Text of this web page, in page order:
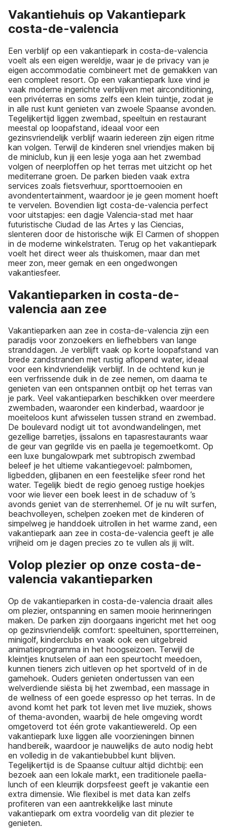
Vakantiehuis op Vakantiepark
costa-de-valencia
Een verblijf op een vakantiepark in costa-de-valencia
voelt als een eigen wereldje, waar je de privacy van je
eigen accommodatie combineert met de gemakken van
een compleet resort. Op een vakantiepark luxe vind je
vaak moderne ingerichte verblijven met airconditioning,
een privéterras en soms zelfs een klein tuintje, zodat je
in alle rust kunt genieten van zwoele Spaanse avonden.
Tegelijkertijd liggen zwembad, speeltuin en restaurant
meestal op loopafstand, ideaal voor een
gezinsvriendelijk verblijf waarin iedereen zijn eigen ritme
kan volgen. Terwijl de kinderen snel vriendjes maken bij
de miniclub, kun jij een lesje yoga aan het zwembad
volgen of neerploffen op het terras met uitzicht op het
mediterrane groen. De parken bieden vaak extra
services zoals fietsverhuur, sporttoernooien en
avondentertainment, waardoor je je geen moment hoeft
te vervelen. Bovendien ligt costa-de-valencia perfect
voor uitstapjes: een dagje Valencia-stad met haar
futuristische Ciudad de las Artes y las Ciencias,
slenteren door de historische wijk El Carmen of shoppen
in de moderne winkelstraten. Terug op het vakantiepark
voelt het direct weer als thuiskomen, maar dan met
meer zon, meer gemak en een ongedwongen
vakantiesfeer.
Vakantieparken in costa-de-
valencia aan zee
Vakantieparken aan zee in costa-de-valencia zijn een
paradijs voor zonzoekers en liefhebbers van lange
stranddagen. Je verblijft vaak op korte loopafstand van
brede zandstranden met rustig aflopend water, ideaal
voor een kindvriendelijk verblijf. In de ochtend kun je
een verfrissende duik in de zee nemen, om daarna te
genieten van een ontspannen ontbijt op het terras van
je park. Veel vakantieparken beschikken over meerdere
zwembaden, waaronder een kinderbad, waardoor je
moeiteloos kunt afwisselen tussen strand en zwembad.
De boulevard nodigt uit tot avondwandelingen, met
gezellige barretjes, ijssalons en tapasrestaurants waar
de geur van gegrilde vis en paella je tegemoetkomt. Op
een luxe bungalowpark met subtropisch zwembad
beleef je het ultieme vakantiegevoel: palmbomen,
ligbedden, glijbanen en een feestelijke sfeer rond het
water. Tegelijk biedt de regio genoeg rustige hoekjes
voor wie liever een boek leest in de schaduw of ’s
avonds geniet van de sterrenhemel. Of je nu wilt surfen,
beachvolleyen, schelpen zoeken met de kinderen of
simpelweg je handdoek uitrollen in het warme zand, een
vakantiepark aan zee in costa-de-valencia geeft je alle
vrijheid om je dagen precies zo te vullen als jij wilt.
Volop plezier op onze costa-de-
valencia vakantieparken
Op de vakantieparken in costa-de-valencia draait alles
om plezier, ontspanning en samen mooie herinneringen
maken. De parken zijn doorgaans ingericht met het oog
op gezinsvriendelijk comfort: speeltuinen, sportterreinen,
minigolf, kinderclubs en vaak ook een uitgebreid
animatieprogramma in het hoogseizoen. Terwijl de
kleintjes knutselen of aan een speurtocht meedoen,
kunnen tieners zich uitleven op het sportveld of in de
gamehoek. Ouders genieten ondertussen van een
welverdiende siësta bij het zwembad, een massage in
de wellness of een goede espresso op het terras. In de
avond komt het park tot leven met live muziek, shows
of thema-avonden, waarbij de hele omgeving wordt
omgetoverd tot één grote vakantiewereld. Op een
vakantiepark luxe liggen alle voorzieningen binnen
handbereik, waardoor je nauwelijks de auto nodig hebt
en volledig in de vakantiebubbel kunt blijven.
Tegelijkertijd is de Spaanse cultuur altijd dichtbij: een
bezoek aan een lokale markt, een traditionele paella-
lunch of een kleurrijk dorpsfeest geeft je vakantie een
extra dimensie. Wie flexibel is met data kan zelfs
profiteren van een aantrekkelijke last minute
vakantiepark om extra voordelig van dit plezier te
genieten.